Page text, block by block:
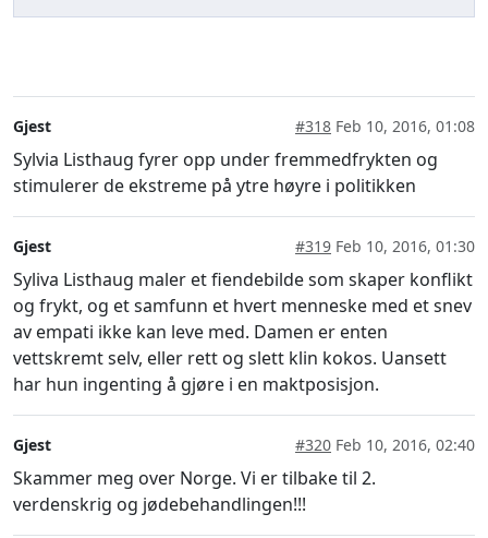
Gjest #318 Feb 10, 2016, 01:08
Sylvia Listhaug fyrer opp under fremmedfrykten og
stimulerer de ekstreme på ytre høyre i politikken
Gjest #319 Feb 10, 2016, 01:30
Syliva Listhaug maler et fiendebilde som skaper konflikt
og frykt, og et samfunn et hvert menneske med et snev
av empati ikke kan leve med. Damen er enten
vettskremt selv, eller rett og slett klin kokos. Uansett
har hun ingenting å gjøre i en maktposisjon.
Gjest #320 Feb 10, 2016, 02:40
Skammer meg over Norge. Vi er tilbake til 2.
verdenskrig og jødebehandlingen!!!